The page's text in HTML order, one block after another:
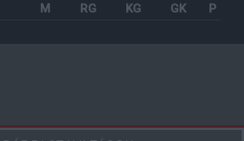
M RG KG GK P